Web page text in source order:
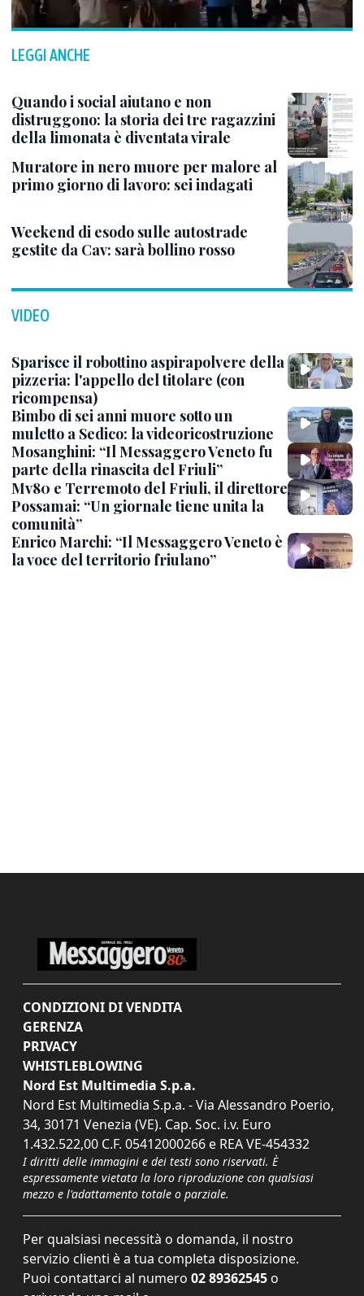
LEGGI ANCHE
Quando i social aiutano e non
distruggono: la storia dei tre ragazzini
della limonata è diventata virale
Muratore in nero muore per malore al
primo giorno di lavoro: sei indagati
Weekend di esodo sulle autostrade
gestite da Cav: sarà bollino rosso
VIDEO
Sparisce il robottino aspirapolvere della
pizzeria: l'appello del titolare (con
ricompensa)
Bimbo di sei anni muore sotto un
muletto a Sedico: la videoricostruzione
Mosanghini: “Il Messaggero Veneto fu
parte della rinascita del Friuli”
Mv80 e Terremoto del Friuli, il direttore
Possamai: “Un giornale tiene unita la
comunità”
Enrico Marchi: “Il Messaggero Veneto è
la voce del territorio friulano”
CONDIZIONI DI VENDITA
GERENZA
PRIVACY
WHISTLEBLOWING
Nord Est Multimedia S.p.a.
Nord Est Multimedia S.p.a. - Via Alessandro Poerio,
34, 30171 Venezia (VE). Cap. Soc. i.v. Euro
1.432.522,00 C.F. 05412000266 e REA VE-454332
I diritti delle immagini e dei testi sono riservati. È
espressamente vietata la loro riproduzione con qualsiasi
mezzo e l'adattamento totale o parziale.
Per qualsiasi necessità o domanda, il nostro
servizio clienti è a tua completa disposizione.
Puoi contattarci al numero 02 89362545 o